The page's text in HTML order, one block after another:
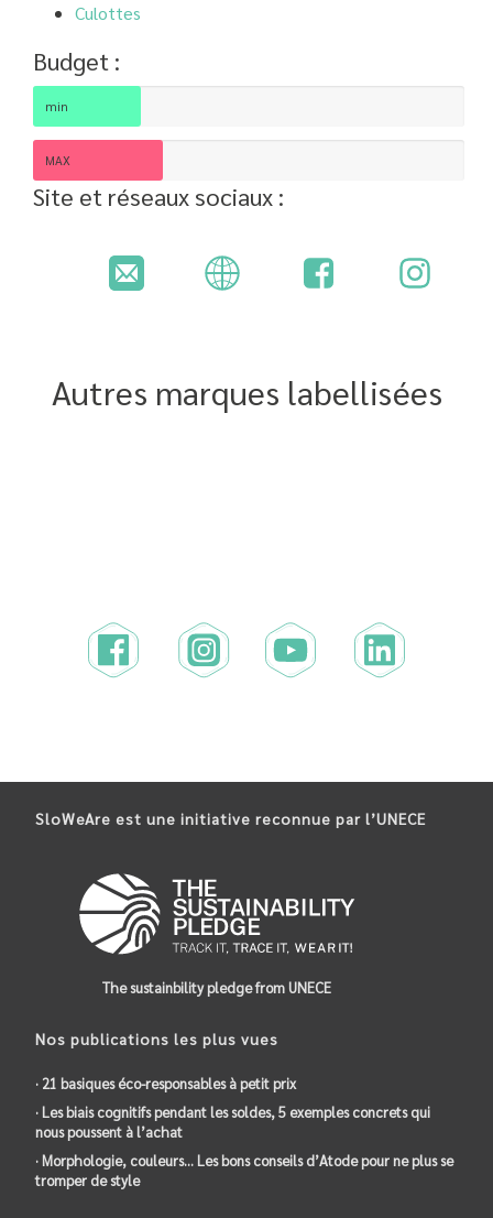
Culottes
Budget :
min
MAX
Site et réseaux sociaux :
Autres marques labellisées
SloWeAre est une initiative reconnue par l’UNECE
The sustainbility pledge from UNECE
Nos publications les plus vues
· 21 basiques éco-responsables à petit prix
· Les biais cognitifs pendant les soldes, 5 exemples concrets qui
nous poussent à l’achat
· Morphologie, couleurs… Les bons conseils d’Atode pour ne plus se
tromper de style